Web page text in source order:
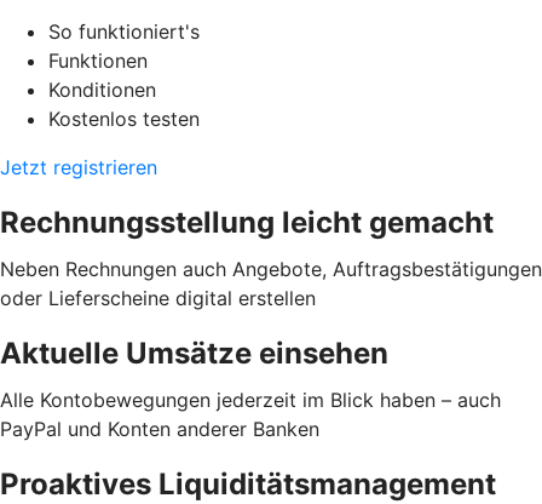
So funktioniert's
Funktionen
Konditionen
Kostenlos testen
Jetzt registrieren
Rechnungsstellung leicht gemacht
Neben Rechnungen auch Angebote, Auftragsbestätigungen
oder Lieferscheine digital erstellen
Aktuelle Umsätze einsehen
Alle Kontobewegungen jederzeit im Blick haben – auch
PayPal und Konten anderer Banken
Proaktives Liquiditätsmanagement